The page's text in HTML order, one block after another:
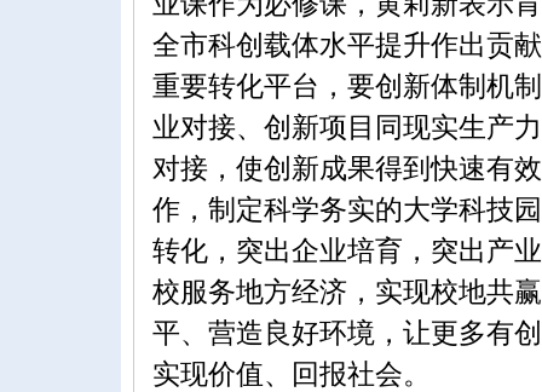
全市科创载体水平提升作出贡
重要转化平台，要创新体制机
业对接、创新项目同现实生产
对接，使创新成果得到快速有
作，制定科学务实的大学科技
转化，突出企业培育，突出产
校服务地方经济，实现校地共
平、营造良好环境，让更多有
实现价值、回报社会。